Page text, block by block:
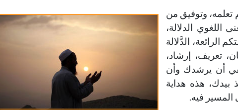
تعلمه، وتوفيق من
اللغوي الدلالة،
الرائعة، الدَّلالة
تعريف، إرشاد،
أن يرشدك وأن
هذه هداية
المسير فيه.